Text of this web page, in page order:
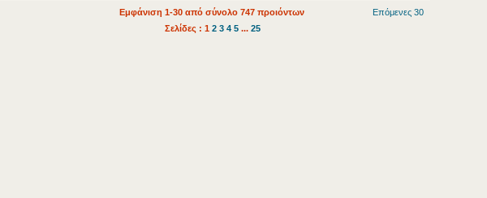
Εμφάνιση 1-30 από σύνολο 747 προιόντων
Επόμενες 30
Σελίδες : 1 2 3 4 5 ... 25